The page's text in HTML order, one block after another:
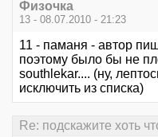
Физочка
13 - 08.07.2010 - 21:23
11 - паманя - автор
поэтому было бы не
southlekar.... (ну,
исключить из списка)
Re: подскажите хоть